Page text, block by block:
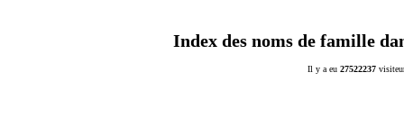
Index des noms de famille
Il y a eu 27522237